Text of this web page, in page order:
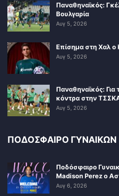
Παναθηναϊκός:
Βουλγαρία
Αυγ 5, 2026
Επίσημα στη Χαλ
Αυγ 5, 2026
Παναθηναϊκός:
κόντρα στην
Αυγ 5, 2026
ΠΟΔΟΣΦΑΙΡΟ ΓΥΝΑΙΚΩΝ
Ποδόσφαιρο
Madison Perez ο
Αυγ 6, 2026